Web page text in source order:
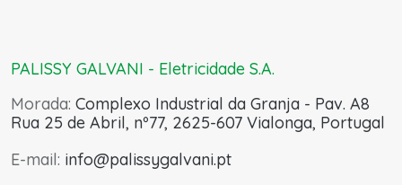
PALISSY GALVANI - Eletricidade S.A.​
Morada: Complexo Industrial da Granja - Pav. A8
Rua 25 de Abril, nº77, 2625-607 Vialonga, Portugal
E-mail: info@palissygalvani.pt